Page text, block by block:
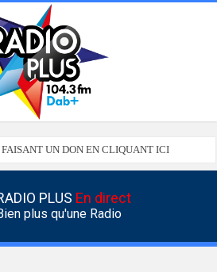
UN DON EN CLIQUANT ICI
PLUS En direct
plus qu'une Radio